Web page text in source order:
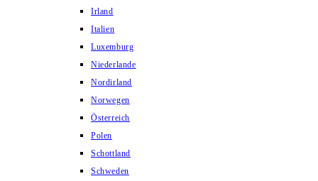
Irland
Italien
Luxemburg
Niederlande
Nordirland
Norwegen
Österreich
Polen
Schottland
Schweden